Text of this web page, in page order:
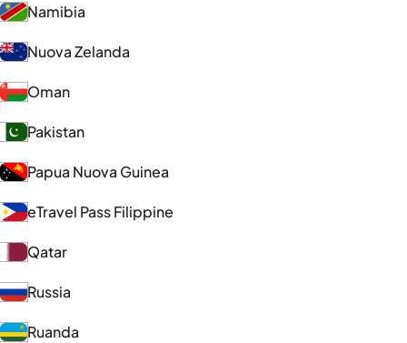
Namibia
Nuova Zelanda
Oman
Pakistan
Papua Nuova Guinea
eTravel Pass Filippine
Qatar
Russia
Ruanda